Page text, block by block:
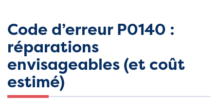
Code d’erreur P0140 :
réparations
envisageables (et coût
estimé)